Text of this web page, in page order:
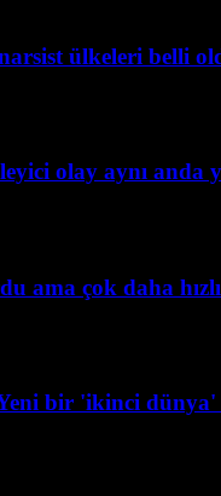
ülkeleri belli
olay aynı anda
ama çok daha
Yeni bir 'ikinci